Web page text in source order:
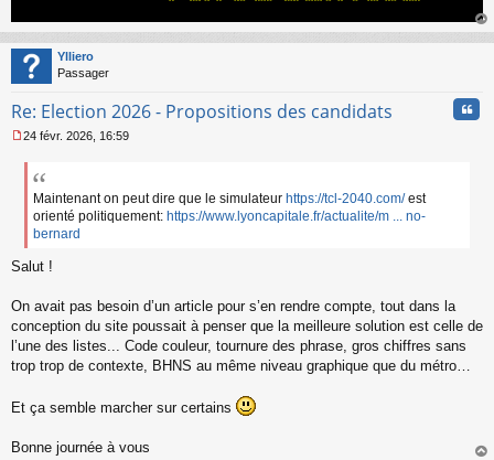
au
Ylliero
Passager
Re: Election 2026 - Propositions des candidats
e
e
n
l
u
24 févr. 2026, 16:59
Maintenant on peut dire que le simulateur https://tcl-2040.com/est
orienté politiquement: https://www.lyoncapitale.fr/actualite/m ... no-
bernard
Salut !
On avait pas besoin d’un article pour s’en rendre compte, tout dans la
conception du site poussait à penser que la meilleure solution est celle de
l’une des listes... Code couleur, tournure des phrase, gros chiffres sans
trop trop de contexte, BHNS au même niveau graphique que du métro…
Et ça semble marcher sur certains
Bonne journée à vous